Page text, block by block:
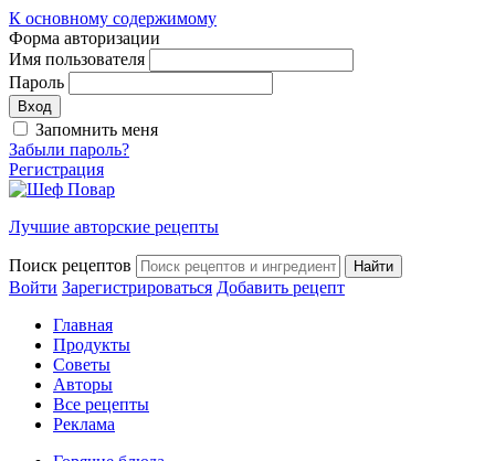
К основному содержимому
Форма авторизации
Имя пользователя
Пароль
Запомнить меня
Забыли пароль?
Регистрация
Лучшие авторские рецепты
Поиск рецептов
Войти Зарегистрироваться Добавить рецепт
Главная
Продукты
Советы
Авторы
Все рецепты
Реклама